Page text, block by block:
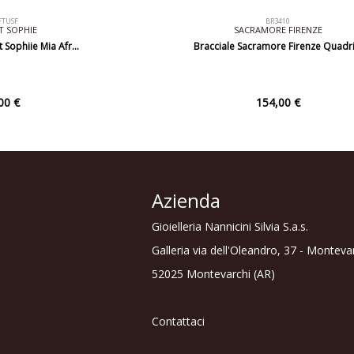
SOPHIE
Sophiie Mia Afr…
€
BR3410
SACRAMORE FIRENZE
Bracciale Sacramore Firenze
154,00 €
Azienda
Gioielleria Nannicini Silvia S.a.s.
Galleria via dell'Oleandro, 37 -
52025 Montevarchi (AR)
Contattaci